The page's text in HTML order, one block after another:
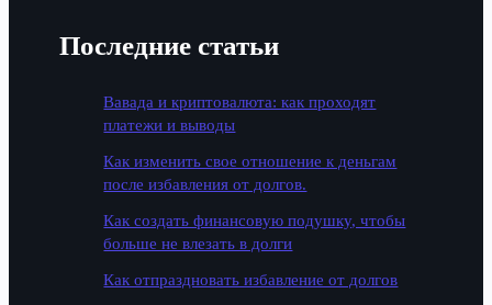
Последние статьи
Вавада и криптовалюта: как проходят
платежи и выводы
Как изменить свое отношение к деньгам
после избавления от долгов.
Как создать финансовую подушку, чтобы
больше не влезать в долги
Как отпраздновать избавление от долгов